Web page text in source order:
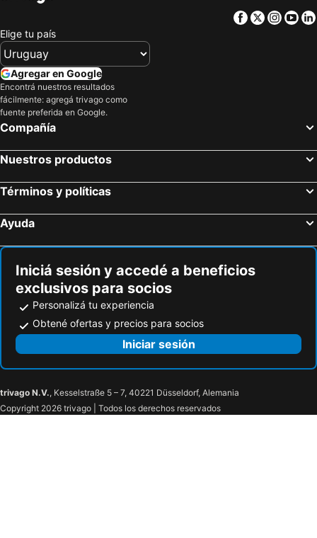
Facebook
Twitter
Elige tu país
Agregar en Google
Encontrá nuestros resultados
fácilmente: agregá trivago como
fuente preferida en Google.
Compañía
Nuestros productos
Términos y políticas
Ayuda
Iniciá sesión y accedé a beneficios
exclusivos para socios
Personalizá tu experiencia
Obtené ofertas y precios para socios
Iniciar sesión
trivago N.V., Kesselstraße 5 – 7, 40221 Düsseldorf, Alemania
Copyright 2026 trivago | Todos los derechos reservados